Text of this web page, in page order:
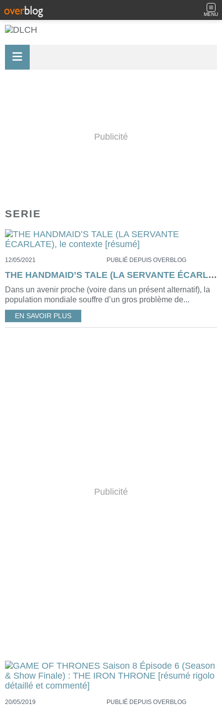
MENU
Publicité
SERIE
12/05/2021 PUBLIÉ DEPUIS OVERBLOG
THE HANDMAID’S TALE (LA SERVANTE ÉCARLATE), le contexte [résumé]
Dans un avenir proche (voire dans un présent alternatif), la
population mondiale souffre d’un gros problème de...
EN SAVOIR PLUS
Publicité
20/05/2019 PUBLIÉ DEPUIS OVERBLOG